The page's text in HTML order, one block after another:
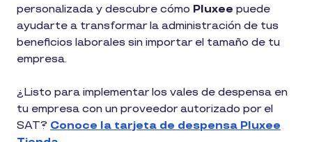
personalizada y descubre cómo Pluxee puede
ayudarte a transformar la administración de tus
beneficios laborales sin importar el tamaño de tu
empresa.
¿Listo para implementar los vales de despensa en
tu empresa con un proveedor autorizado por el
SAT? Conoce la tarjeta de despensa Pluxee